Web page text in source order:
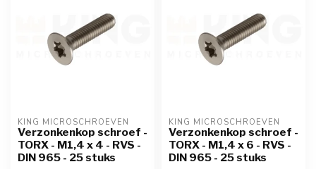
KING MICROSCHROEVEN
Verzonkenkop schroef -
TORX - M1,4 x 4 - RVS -
DIN 965 - 25 stuks
KING MICROSCHROEVEN
Verzonkenkop schroef -
TORX - M1,4 x 6 - RVS -
DIN 965 - 25 stuks